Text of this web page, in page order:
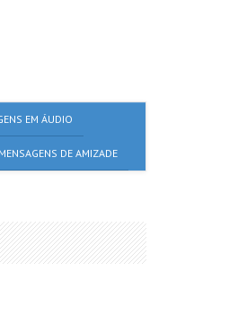
EM ÁUDIO
MENSAGENS DE AMIZADE